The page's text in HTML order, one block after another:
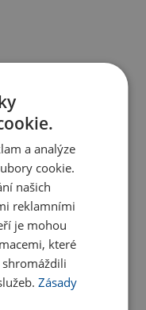
a analýze
cookie.
našich
reklamními
je mohou
které
Zásady